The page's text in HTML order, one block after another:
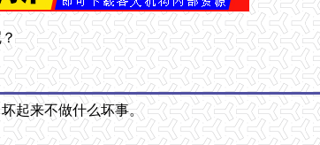
起来不做什么坏事。